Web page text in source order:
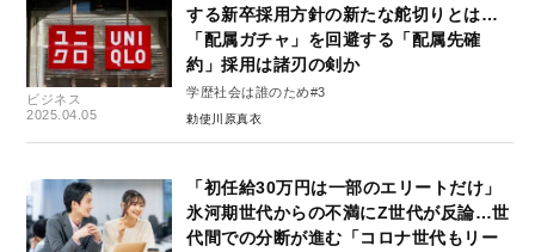
ビジネス
2025.04.05
する新卒採用方針の新たな舵切りとは…
「配属ガチャ」を回避する「配属先確
約」採用は諸刃の剣か
学歴社会は誰のため#3
勅使川原真衣
「初任給30万円は一部のエリートだけ」
氷河期世代からの不満にZ世代が反論…世
代間での分断が進む「コロナ世代もリー